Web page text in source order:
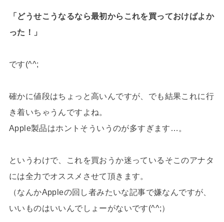
「どうせこうなるなら最初からこれを買っておけばよか
った！」
です(^^;
確かに値段はちょっと高いんですが、でも結果これに行
き着いちゃうんですよね。
Apple製品はホントそういうのが多すぎます…。
というわけで、これを買おうか迷っているそこのアナタ
には全力でオススメさせて頂きます。
（なんかAppleの回し者みたいな記事で嫌なんですが、
いいものはいいんでしょーがないです(^^;）